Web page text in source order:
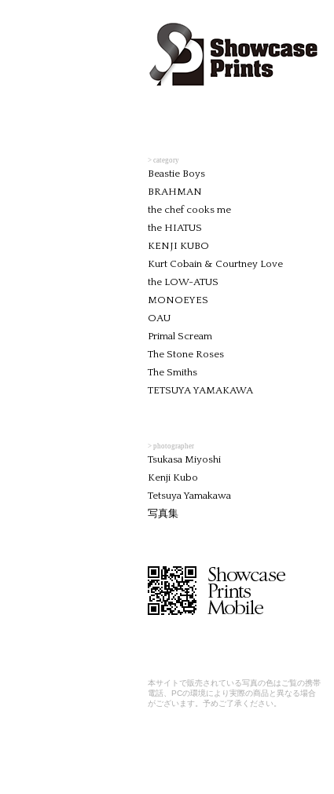
> category
Beastie Boys
BRAHMAN
the chef cooks me
the HIATUS
KENJI KUBO
Kurt Cobain & Courtney Love
the LOW-ATUS
MONOEYES
OAU
Primal Scream
The Stone Roses
The Smiths
TETSUYA YAMAKAWA
> photographer
Tsukasa Miyoshi
Kenji Kubo
Tetsuya Yamakawa
写真集
本サイトで販売されている写真の色はご覧の携帯
電話、PCの環境により実際の商品と異なる場合
がございます。予めご了承ください。